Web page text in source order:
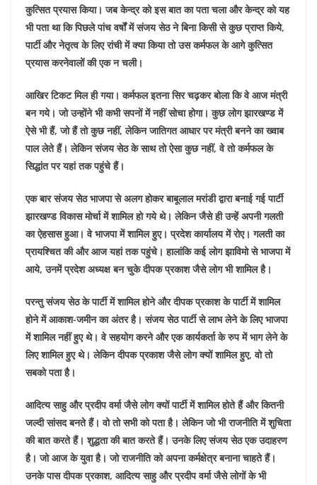
कुत्सित प्रयास किया। जब केन्द्र को इस बात का पता चला और केन्द्र को यह
भी पता था कि पिछले पांच वर्षों में संजय सेठ ने बिना किसी से कुछ प्राप्त किये,
पार्टी और नेतृत्व के लिए रांची में क्या किया तो उस कर्मफल के आगे कुत्सित
प्रयास करनेवालों की एक न चली।
आखिर टिकट मिल ही गया। कर्मफल इतना सिर चढ़कर बोला कि वे आज मंत्री
बन गये। जो उन्होंने भी कभी सपनों में नहीं सोचा होगा। कुछ लोग झारखण्ड में
ऐसे भी हैं, जो हैं तो कुछ नहीं, लेकिन जातिगत आधार पर मंत्री बनने का ख्वाब
पाल लेते हैं। लेकिन संजय सेठ के साथ तो ऐसा कुछ नहीं, वे तो कर्मफल के
सिद्धांत पर यहां तक पहुंचे हैं।
एक बार संजय सेठ भाजपा से अलग होकर बाबूलाल मरांडी द्वारा बनाई गई पार्टी
झारखण्ड विकास मोर्चा में शामिल हो गये थे। लेकिन जैसे ही उन्हें अपनी गलती
का ऐहसास हुआ। वे भाजपा में शामिल हुए। प्रदेश कार्यालय में रोए। गलती का
प्रायश्चित की और आज यहां तक पहुंचे। हालांकि कई लोग झाविमो से भाजपा में
आये, उनमें प्रदेश अध्यक्ष बन चुके दीपक प्रकाश जैसे लोग भी शामिल है।
परन्तु संजय सेठ के पार्टी में शामिल होने और दीपक प्रकाश के पार्टी में शामिल
होने में आकाश-जमीन का अंतर है। संजय सेठ पार्टी से लाभ लेने के लिए भाजपा
में शामिल नहीं हुए थे। वे सहयोग करने और एक कार्यकर्ता के रुप में भाग लेने के
लिए शामिल हुए थे। लेकिन दीपक प्रकाश जैसे लोग क्यों शामिल हुए, वो तो
सबको पता है।
आदित्य साहु और प्रदीप वर्मा जैसे लोग क्यों पार्टी में शामिल होते हैं और कितनी
जल्दी सांसद बनते हैं। वो तो सभी को पता है। लेकिन जो भी राजनीति में शुचिता
की बात करते हैं। शुद्धता की बात करते हैं। उनके लिए संजय सेठ एक उदाहरण
है। जो आज के युवा है। जो राजनीति को अपना कर्मक्षेत्र बनाना चाहते हैं।
उनके पास दीपक प्रकाश, आदित्य साहु और प्रदीप वर्मा जैसे लोगों के भी